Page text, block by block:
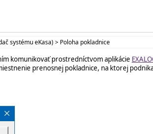
systému eKasa) > Poloha pokladnice
komunikovať prostredníctvom aplikácie
prenosnej pokladnice, na ktorej